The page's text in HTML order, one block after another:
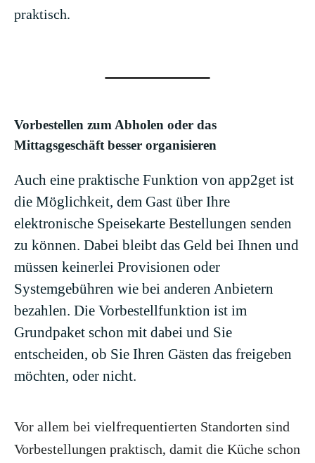
praktisch.
Vorbestellen zum Abholen oder das
Mittagsgeschäft besser organisieren
Auch eine praktische Funktion von app2get ist
die Möglichkeit, dem Gast über Ihre
elektronische Speisekarte Bestellungen senden
zu können. Dabei bleibt das Geld bei Ihnen und
müssen keinerlei Provisionen oder
Systemgebühren wie bei anderen Anbietern
bezahlen. Die Vorbestellfunktion ist im
Grundpaket schon mit dabei und Sie
entscheiden, ob Sie Ihren Gästen das freigeben
möchten, oder nicht.
Vor allem bei vielfrequentierten Standorten sind
Vorbestellungen praktisch, damit die Küche schon